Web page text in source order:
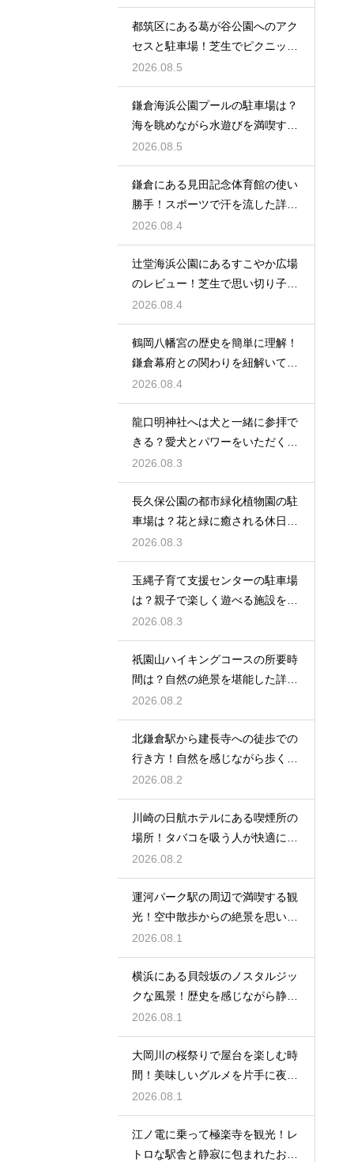
都筑区にある葛が谷公園へのアク
セスと駐車場！芝生でピクニック
を満喫する
2026.08.5
鎌倉海浜公園プールの駐車場は？
海を眺めながら水遊びを満喫する
レビュー
2026.08.5
鎌倉にある見田記念体育館の使い
勝手！スポーツで汗を流した詳細
レビュー
2026.08.4
辻堂海浜公園にあるすこやか広場
のレビュー！芝生で思い切り子供
と遊ぶ休日
2026.08.4
鶴岡八幡宮の歴史を簡単に理解！
鎌倉幕府との関わりを紐解いて観
光を楽しむ
2026.08.4
龍口明神社へは犬と一緒に参拝で
きる？愛犬とパワーをいただくた
めの注意点
2026.08.3
長久保公園の都市緑化植物園の駐
車場は？花と緑に癒される休日を
レビュー
2026.08.3
玉縄子育て支援センターの駐車場
は？親子で楽しく遊べる施設を徹
底レビュー
2026.08.3
祇園山ハイキングコースの所要時
間は？自然の絶景を堪能した詳細
レビュー
2026.08.2
北鎌倉駅から建長寺への徒歩での
行き方！自然を感じながら歩く癒
しの時間
2026.08.2
川崎の日航ホテルにある喫煙所の
場所！タバコを吸う人が快適に滞
在する秘訣
2026.08.2
運河パーク駅の周辺で満喫する観
光！空中散歩からの絶景を思い切
り楽しむ
2026.08.1
横浜にある貝殻坂のノスタルジッ
クな風景！歴史を感じながら静か
に散策する
2026.08.1
大岡川の桜祭りで屋台を楽しむ時
間！美味しいグルメを片手に夜桜
を満喫する
2026.08.1
江ノ電に乗って極楽寺を観光！レ
トロな駅舎と静寂に包まれたお寺